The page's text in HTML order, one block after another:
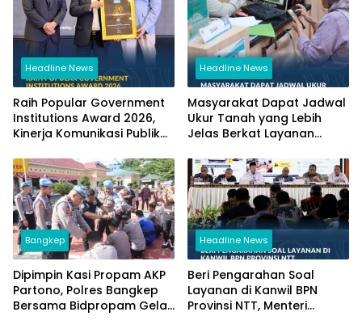
Headline News
Raih Popular Government
Institutions Award 2026,
Kinerja Komunikasi Publik
Kembali Diakui
Headline News
Masyarakat Dapat Jadwal
Ukur Tanah yang Lebih
Jelas Berkat Layanan
Bangkep
Dipimpin Kasi Propam AKP
Partono, Polres Bangkep
Bersama Bidpropam Gelar
Headline News
Beri Pengarahan Soal
Layanan di Kanwil BPN
Provinsi NTT, Menteri